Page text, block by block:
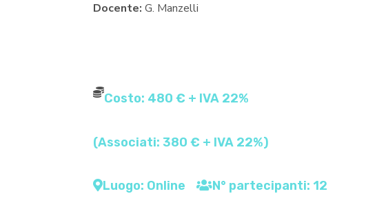
Docente: G. Manzelli
Costo: 480 € + IVA 22%
(Associati: 380 € + IVA 22%)
Luogo: Online N° partecipanti: 12